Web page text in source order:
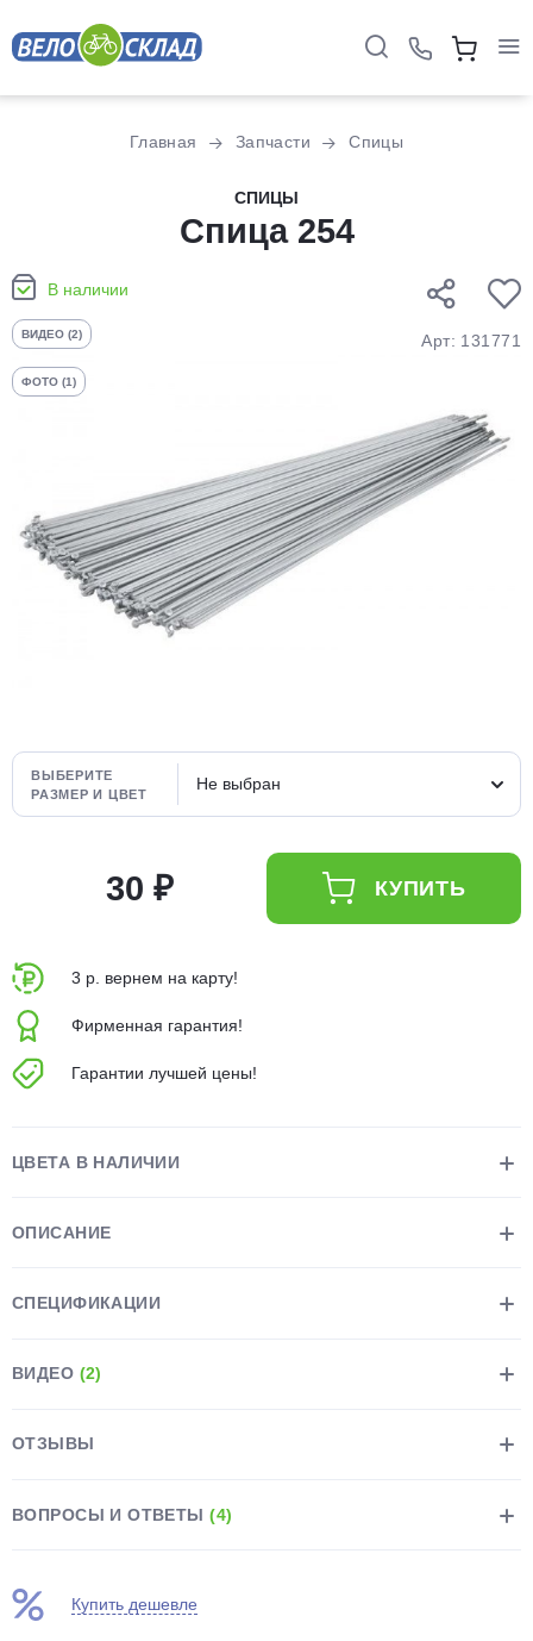
Главная Запчасти Спицы
СПИЦЫ
Спица 254
В наличии
ВИДЕО (2)
ФОТО (1)
Арт: 131771
ВЫБЕРИТЕ
РАЗМЕР И ЦВЕТ
Не выбран
30 ₽ КУПИТЬ
3 р. вернем на карту!
Фирменная гарантия!
Гарантии лучшей цены!
ЦВЕТА В НАЛИЧИИ
ОПИСАНИЕ
СПЕЦИФИКАЦИИ
ВИДЕО (2)
ОТЗЫВЫ
ВОПРОСЫ И ОТВЕТЫ(4)
Купить дешевле
на части
без переплат
График платежей
Добавляйте товары
в корзину
Получайте товар
выбранный способом
Оставшиеся
с вашей карты
Подробнее
недели